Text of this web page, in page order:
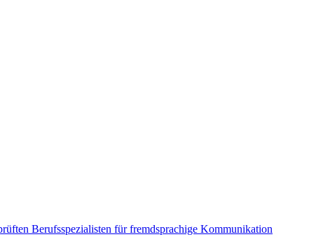
Berufsspezialisten für fremdsprachige Kommunikation